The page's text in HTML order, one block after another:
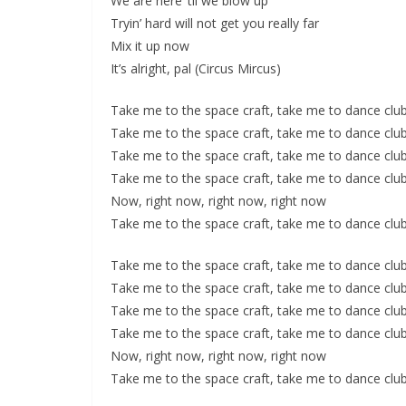
Tryin’ hard will not get you really far
Mix it up now
It’s alright, pal (Circus Mircus)
Take me to the space craft, take me to dance club
Take me to the space craft, take me to dance club
Take me to the space craft, take me to dance club
Take me to the space craft, take me to dance club
Now, right now, right now, right now
Take me to the space craft, take me to dance club
Take me to the space craft, take me to dance club
Take me to the space craft, take me to dance club
Take me to the space craft, take me to dance club
Take me to the space craft, take me to dance club
Now, right now, right now, right now
Take me to the space craft, take me to dance club